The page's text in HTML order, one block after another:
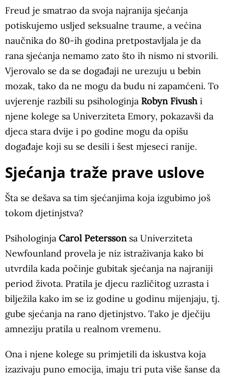
Freud je smatrao da svoja najranija sjećanja
potiskujemo usljed seksualne traume, a većina
naučnika do 80-ih godina pretpostavljala je da
rana sjećanja nemamo zato što ih nismo ni stvorili.
Vjerovalo se da se događaji ne urezuju u bebin
mozak, tako da ne mogu da budu ni zapamćeni. To
uvjerenje razbili su psihologinja Robyn Fivush i
njene kolege sa Univerziteta Emory, pokazavši da
djeca stara dvije i po godine mogu da opišu
događaje koji su se desili i šest mjeseci ranije.
Sjećanja traže prave uslove
Šta se dešava sa tim sjećanjima koja izgubimo još
tokom djetinjstva?
Psihologinja Carol Peterssonsa Univerziteta
Newfounland provela je niz istraživanja kako bi
utvrdila kada počinje gubitak sjećanja na najraniji
period života. Pratila je djecu različitog uzrasta i
bilježila kako im se iz godine u godinu mijenjaju, tj.
gube sjećanja na rano djetinjstvo. Tako je dječiju
amneziju pratila u realnom vremenu.
Ona i njene kolege su primjetili da iskustva koja
izazivaju puno emocija, imaju tri puta više šanse da